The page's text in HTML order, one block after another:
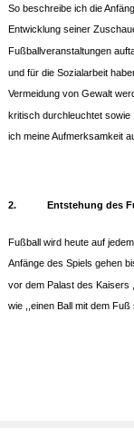
So beschreibe ich die
Entwicklung seiner
Fußballveranstaltungen
und für die Sozialarbeit
Vermeidung von Gewalt
kritisch durchleuchtet
ich meine Aufmerksamkeit
2. Entstehung des
Fußball wird heute auf
Anfänge des Spiels gehen
vor dem Palast des Kaisers
wie ,,einen Ball mit dem